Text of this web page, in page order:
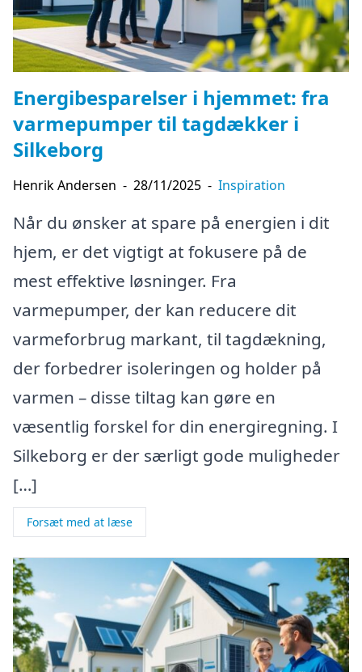
Energibesparelser i hjemmet: fra
varmepumper til tagdækker i
Silkeborg
Henrik Andersen - 28/11/2025 - Inspiration
Når du ønsker at spare på energien i dit
hjem, er det vigtigt at fokusere på de
mest effektive løsninger. Fra
varmepumper, der kan reducere dit
varmeforbrug markant, til tagdækning,
der forbedrer isoleringen og holder på
varmen – disse tiltag kan gøre en
væsentlig forskel for din energiregning. I
Silkeborg er der særligt gode muligheder
[…]
Forsæt med at læse